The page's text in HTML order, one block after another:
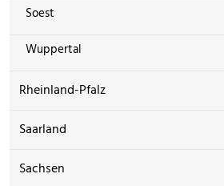
Soest
Wuppertal
Rheinland-Pfalz
Saarland
Sachsen